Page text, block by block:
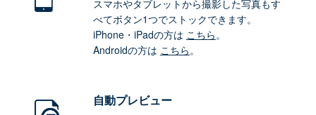
スマホやタブレットから撮影した写真もす
べてボタン1つでストックできます。
iPhone・iPadの方は こちら。
Androidの方は こちら。
自動プレビュー